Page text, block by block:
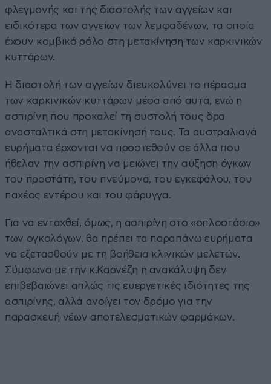
φλεγμονής και της διαστολής των αγγείων και
ειδικότερα των αγγείων των λεμφαδένων, τα οποία
έχουν κομβικό ρόλο στη μετακίνηση των καρκινικών
κυττάρων.
Η διαστολή των αγγείων διευκολύνει το πέρασμα
των καρκινικών κυττάρων μέσα από αυτά, ενώ η
ασπιρίνη που προκαλεί τη συστολή τους δρα
ανασταλτικά στη μετακίνησή τους. Τα αυστραλιανά
ευρήματα έρχονται να προστεθούν σε άλλα που
ήθελαν την ασπιρίνη να μειώνει την αύξηση όγκων
του προστάτη, του πνεύμονα, του εγκεφάλου, του
παχέος εντέρου και του φάρυγγα.
Για να ενταχθεί, όμως, η ασπιρίνη στο «οπλοστάσιο»
των ογκολόγων, θα πρέπει τα παραπάνω ευρήματα
να εξετασθούν με τη βοήθεια κλινικών μελετών.
Σύμφωνα με την κ.Καρνέζη η ανακάλυψη δεν
επιβεβαιώνει απλώς τις ευεργετικές ιδιότητες της
ασπιρίνης, αλλά ανοίγει τον δρόμο για την
παρασκευή νέων αποτελεσματικών φαρμάκων.